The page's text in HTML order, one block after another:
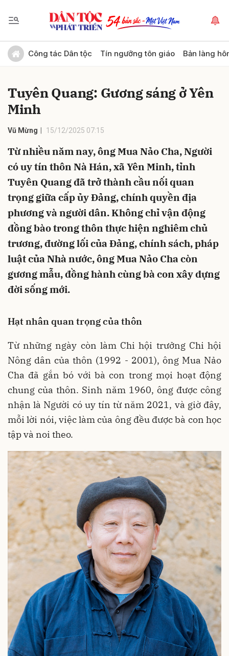
Công tác Dân tộc Tín ngưỡng tôn giáo Bản làng
Tuyên Quang: Gương sáng ở Yên
Minh
Vũ Mừng 15/12/2025 07:15
Từ nhiều năm nay, ông Mua Nảo Cha, Người
có uy tín thôn Nà Hán, xã Yên Minh, tỉnh
Tuyên Quang đã trở thành cầu nối quan
trọng giữa cấp ủy Đảng, chính quyền địa
phương và người dân. Không chỉ vận động
đồng bào trong thôn thực hiện nghiêm chủ
trương, đường lối của Đảng, chính sách, pháp
luật của Nhà nước, ông Mua Nảo Cha còn
gương mẫu, đồng hành cùng bà con xây dựng
đời sống mới.
Hạt nhân quan trọng của thôn
Từ những ngày còn làm Chi hội trưởng Chi hội
Nông dân của thôn (1992 - 2001), ông Mua Nảo
Cha đã gắn bó với bà con trong mọi hoạt động
chung của thôn. Sinh năm 1960, ông được công
nhận là Người có uy tín từ năm 2021, và giờ đây,
mỗi lời nói, việc làm của ông đều được bà con học
tập và noi theo.
Gửi bình luận
Hủy Gửi